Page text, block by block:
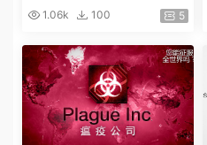
解压即撸|[74G/百度]
1.06k 100 5